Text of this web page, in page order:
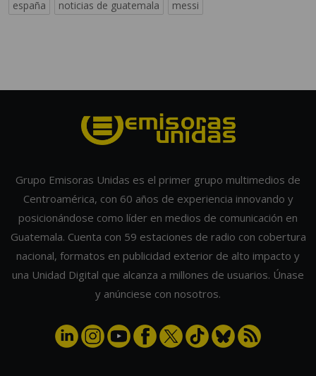
españa
noticias de guatemala messi
Grupo Emisoras Unidas es el primer grupo multimedios de
Centroamérica, con 60 años de experiencia innovando y
posicionándose como líder en medios de comunicación en
Guatemala. Cuenta con 59 estaciones de radio con cobertura
nacional, formatos en publicidad exterior de alto impacto y
una Unidad Digital que alcanza a millones de usuarios. Únase
y anúnciese con nosotros.